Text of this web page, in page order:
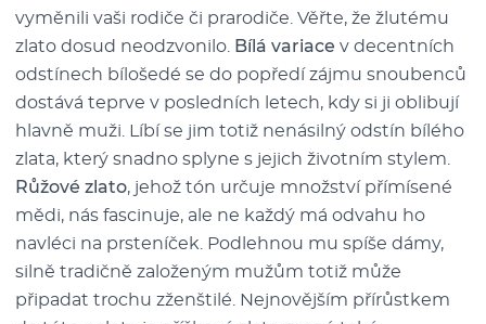
vyměnili vaši rodiče či prarodiče. Věřte, že žlutému
zlato dosud neodzvonilo.
Bílá variace v decentních
odstínech bílošedé se do popředí zájmu snoubenců
dostává teprve v posledních letech, kdy si ji oblibují
hlavně muži. Líbí se jim totiž nenásilný odstín bílého
zlata, který snadno splyne s jejich životním stylem.
Růžové zlato, jehož tón určuje množství přímísené
mědi, nás fascinuje, ale ne každý má odvahu ho
navléci na prsteníček. Podlehnou mu spíše dámy,
silně tradičně založeným mužům totiž může
připadat trochu zženštilé. Nejnovějším přírůstkem